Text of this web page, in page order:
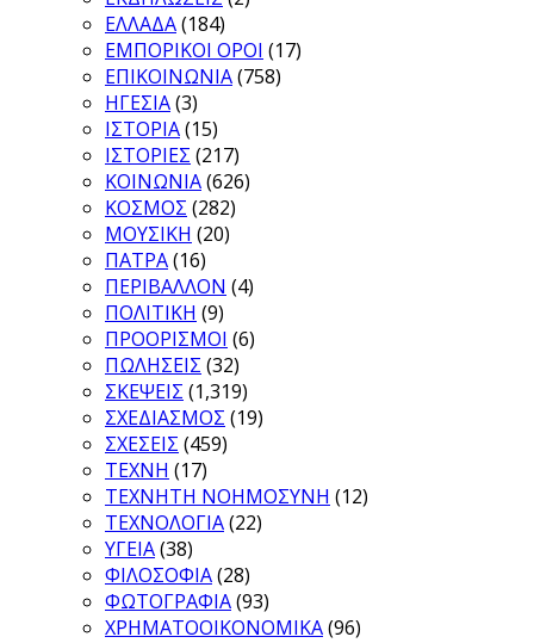
ΕΛΛΑΔΑ(184)
ΕΜΠΟΡΙΚΟΙ ΟΡΟΙ (17)
ΕΠΙΚΟΙΝΩΝΙΑ(758)
ΗΓΕΣΙΑ(3)
ΙΣΤΟΡΙΑ(15)
ΙΣΤΟΡΙΕΣ (217)
ΚΟΙΝΩΝΙΑ(626)
ΚΟΣΜΟΣ (282)
ΜΟΥΣΙΚΗ (20)
ΠΑΤΡΑ(16)
ΠΕΡΙΒΑΛΛΟΝ (4)
ΠΟΛΙΤΙΚΗ (9)
ΠΡΟΟΡΙΣΜΟΙ (6)
ΠΩΛΗΣΕΙΣ (32)
ΣΚΕΨΕΙΣ (1,319)
ΣΧΕΔΙΑΣΜΟΣ (19)
ΣΧΕΣΕΙΣ (459)
ΤΕΧΝΗ (17)
ΤΕΧΝΗΤΗ ΝΟΗΜΟΣΥΝΗ (12)
ΤΕΧΝΟΛΟΓΙΑ(22)
ΥΓΕΙΑ(38)
ΦΙΛΟΣΟΦΙΑ(28)
ΦΩΤΟΓΡΑΦΙΑ(93)
ΧΡΗΜΑΤΟΟΙΚΟΝΟΜΙΚΑ(96)